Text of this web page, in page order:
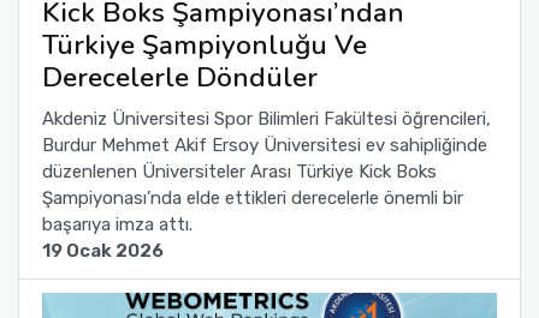
Kick Boks Şampiyonası’ndan
Türkiye Şampiyonluğu Ve
Derecelerle Döndüler
Akdeniz Üniversitesi Spor Bilimleri Fakültesi öğrencileri,
Burdur Mehmet Akif Ersoy Üniversitesi ev sahipliğinde
düzenlenen Üniversiteler Arası Türkiye Kick Boks
Şampiyonası’nda elde ettikleri derecelerle önemli bir
başarıya imza attı.
19 Ocak 2026
2022-2026 Stratejik Planı
Faaliyet Raporları
Akademik Tören
İlahiyat Fakültesi
İletişim Fakültesi
Kemer Denizcilik Fakültesi
Kumluca Sağlık Bilimleri Fakültesi
Manavgat Sosyal ve Beşeri Bilimler Fakültesi
Sağlık Hizmetleri MYO
Serik Gülsün Süleyman Süral MYO
Sosyal Bilimler MYO
Teknik Bilimler MYO
Yapı İşleri ve Teknik Daire Başkanlığı
Uluslararası İlişkiler Ofisi
Mezun Bilgi Sistemi
Sıkça Sorulan Sorular
Online Sağlık Hizmetleri Randevu Sistemi
Yönetim Sistemi)
Dış Kaynaklı Proje Takip Sistemi
AB Projeleri
TÜBİTAK Projeleri
Web of Science